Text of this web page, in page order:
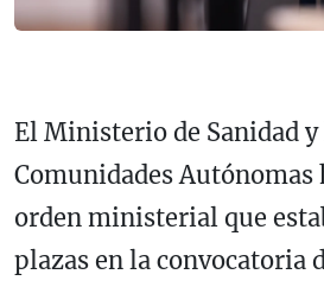
El Ministerio de Sanidad y
Comunidades Autónomas
orden ministerial que
plazas en la convocatoria